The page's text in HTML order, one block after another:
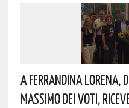
A Ferrandina Lorena,
Massimo Dei Voti,